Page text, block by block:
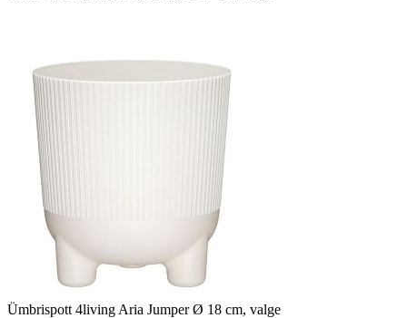
Ümbrispott 4living Aria Jumper Ø 18 cm, valge